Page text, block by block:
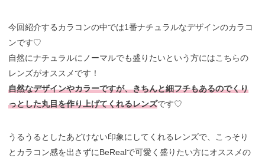
今回紹介するカラコンの中では1番ナチュラルなデザインのカラコ
ンです♡
自然にナチュラルにノーマルでも盛りたいという方にはこちらの
レンズがオススメです！
自然なデザインやカラーですが、きちんと細フチもあるのでくり
っとした丸目を作り上げてくれるレンズです♡
うるうるとしたあどけない印象にしてくれるレンズで、こっそり
とカラコン感を出さずにBeRealで可愛く盛りたい方にオススメの